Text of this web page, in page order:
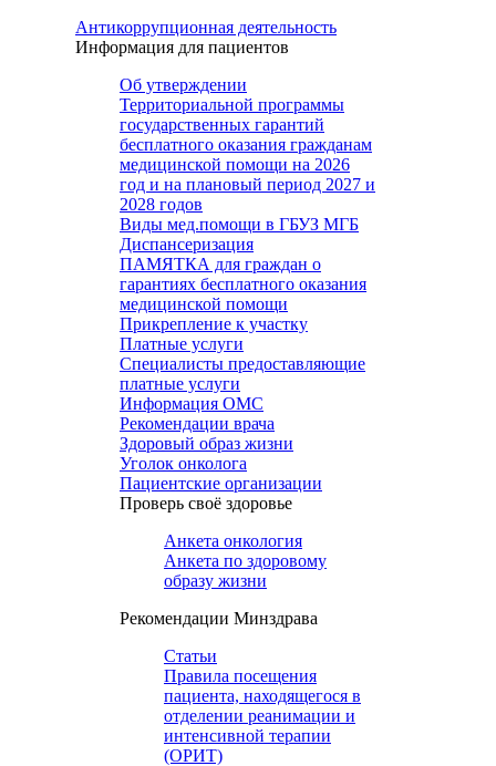
Антикоррупционная деятельность
Информация для пациентов
Об утверждении
Территориальной программы
государственных гарантий
бесплатного оказания гражданам
медицинской помощи на 2026
год и на плановый период 2027 и
2028 годов
Виды мед.помощи в ГБУЗ МГБ
Диспансеризация
ПАМЯТКА для граждан о
гарантиях бесплатного оказания
медицинской помощи
Прикрепление к участку
Платные услуги
Специалисты предоставляющие
платные услуги
Информация ОМС
Рекомендации врача
Здоровый образ жизни
Уголок онколога
Пациентские организации
Проверь своё здоровье
Анкета онкология
Анкета по здоровому
образу жизни
Рекомендации Минздрава
Статьи
Правила посещения
пациента, находящегося в
отделении реанимации и
интенсивной терапии
(ОРИТ)